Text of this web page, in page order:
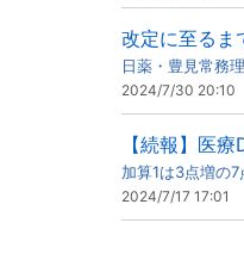
改定に至るま
日薬・豊見常務
2024/7/30 20:10
【続報】医
加算1は3点増の
2024/7/17 17:01